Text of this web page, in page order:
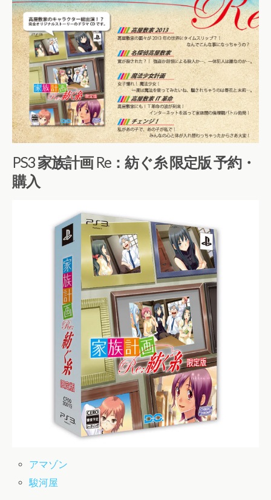
PS3 家族計画 Re：紡ぐ糸 限定版 予約・
購入
アマゾン
駿河屋